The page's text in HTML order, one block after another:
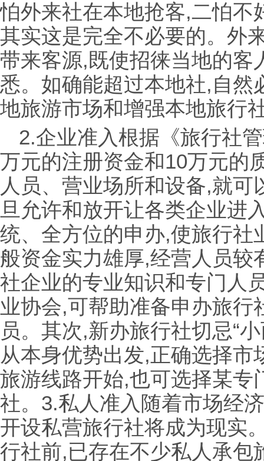
怕外来社在本地抢客,二怕不
其实这是完全不必要的。外
带来客源,既使招徕当地的客
悉。如确能超过本地社,自然
地旅游市场和增强本地旅行
2.企业准入根据《旅行社
万元的注册资金和10万元的
人员、营业场所和设备,就
旦允许和放开让各类企业进
统、全方位的申办,使旅行社
般资金实力雄厚,经营人员较
社企业的专业知识和专门人
业协会,可帮助准备申办旅行
员。其次,新办旅行社切忌“
从本身优势出发,正确选择
旅游线路开始,也可选择某专
社。3.私人准入随着市场经
开设私营旅行社将成为现实
行社前,已存在不少私人承包